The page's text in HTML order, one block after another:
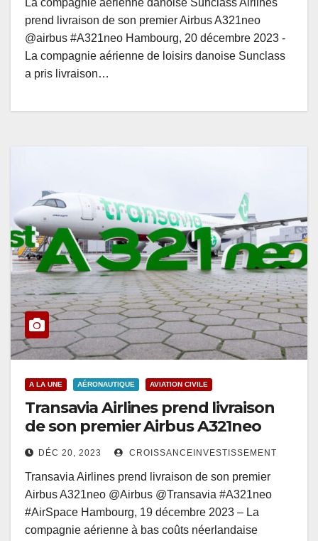
La compagnie aérienne danoise Sunclass Airlines
prend livraison de son premier Airbus A321neo
@airbus #A321neo Hambourg, 20 décembre 2023 -
La compagnie aérienne de loisirs danoise Sunclass
a pris livraison…
A LA UNE AÉRONAUTIQUE AVIATION CIVILE
Transavia Airlines prend livraison
de son premier Airbus A321neo
DÉC 20, 2023 CROISSANCEINVESTISSEMENT
Transavia Airlines prend livraison de son premier
Airbus A321neo @Airbus @Transavia #A321neo
#AirSpace Hambourg, 19 décembre 2023 – La
compagnie aérienne à bas coûts néerlandaise